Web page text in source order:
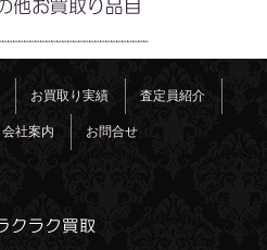
お買取り実績 査定員紹介
会社案内 お問合せ